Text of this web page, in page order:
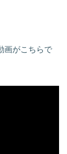
画がこちらで